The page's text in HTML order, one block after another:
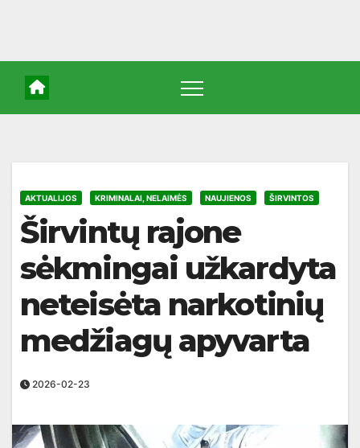
AKTUALIJOS KRIMINALAI, NELAIMĖS NAUJIENOS ŠIRVINTOS
Širvintų rajone
sėkmingai užkardyta
neteisėta narkotinių
medžiagų apyvarta
2026-02-23